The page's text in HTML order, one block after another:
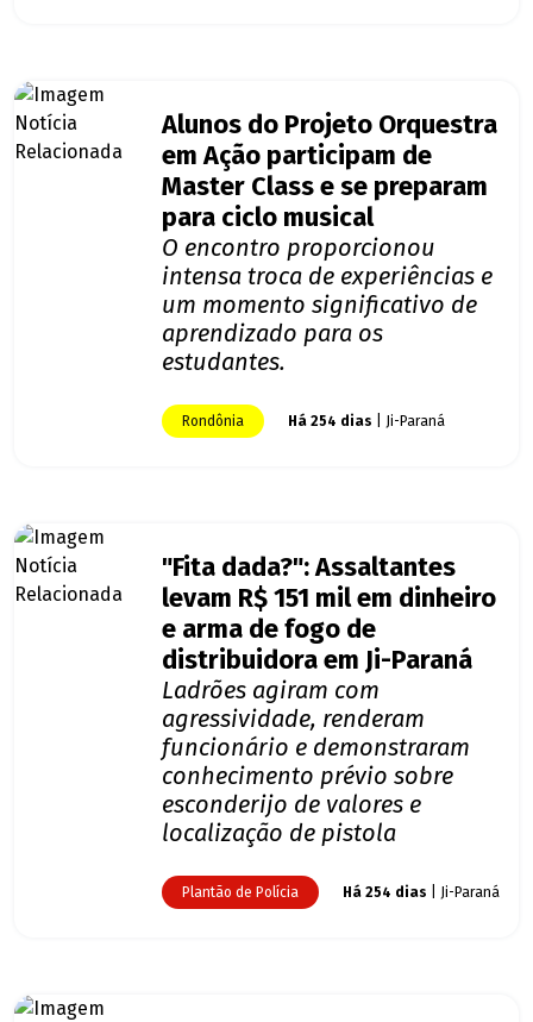
Alunos do Projeto Orquestra
em Ação participam de
Master Class e se preparam
para ciclo musical
O encontro proporcionou
intensa troca de experiências e
um momento significativo de
aprendizado para os
estudantes.
Rondônia Há 254 dias | Ji-Paraná
"Fita dada?": Assaltantes
levam R$ 151 mil em dinheiro
e arma de fogo de
distribuidora em Ji-Paraná
Ladrões agiram com
agressividade, renderam
funcionário e demonstraram
conhecimento prévio sobre
esconderijo de valores e
localização de pistola
Plantão de Polícia Há 254 dias | Ji-Paraná